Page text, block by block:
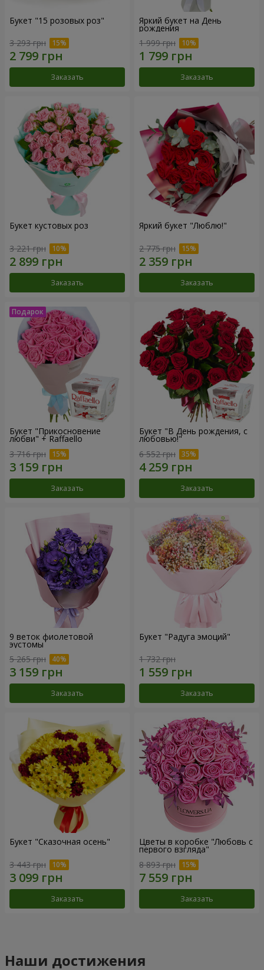
Букет "15 розовых роз"
3 293 грн
Заказать
Яркий букет на День
рождения
1 999 грн
Заказать
Букет кустовых роз
3 221 грн
Заказать
Яркий букет "Люблю!"
2 775 грн
Заказать
Букет "Прикосновение
любви" + Raffaello
3 716 грн
Заказать
Букет "В День рождения, с
любовью!"
6 552 грн
Заказать
9 веток фиолетовой
эустомы
5 265 грн
Заказать
Букет "Радуга эмоций"
1 732 грн
Заказать
Букет "Сказочная осень"
3 443 грн
Заказать
Цветы в коробке "Любовь с
первого взгляда"
8 893 грн
Заказать
Наши достижения